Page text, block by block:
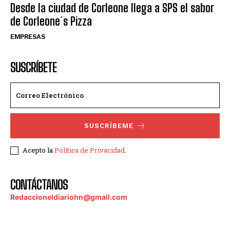
Desde la ciudad de Corleone llega a SPS el sabor
de Corleone´s Pizza
EMPRESAS
SUSCRÍBETE
SUSCRÍBEME
Acepto laPolítica de Privacidad.
CONTÁCTANOS
Redaccioneldiariohn@gmail.com